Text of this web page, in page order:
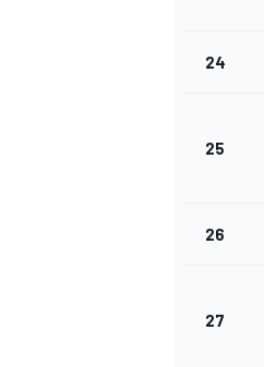
24
25
26
27